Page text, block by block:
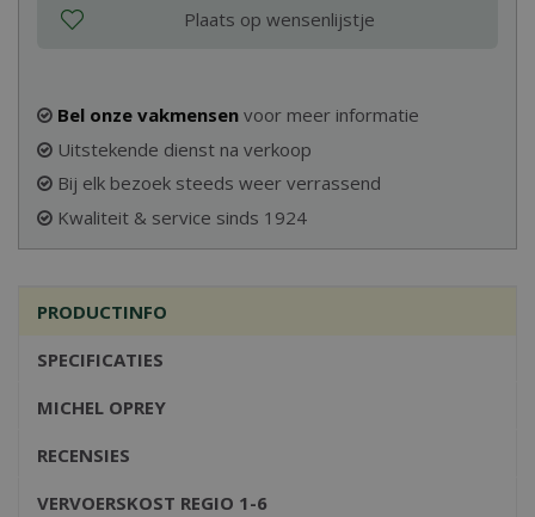
Bel onze vakmensen voor meer informatie
Uitstekende dienst na verkoop
Bij elk bezoek steeds weer verrassend
Kwaliteit & service sinds 1924
PRODUCTINFO
SPECIFICATIES
MICHEL OPREY
RECENSIES
VERVOERSKOST REGIO 1-6